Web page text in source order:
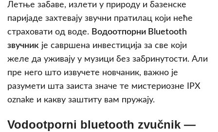
Летње забаве, излети у природу и базенске
паријаде захтевају звучни пратилац који неће
страховати од воде. Водоотпорни Bluetooth
звучник је савршена инвестиција за све који
желе да уживају у музици без забринутости. Али
пре него што извучете новчаник, важно је
разумети шта заиста значе те мистериозне IPX
oznake и какву заштиту вам пружају.
Vodootporni bluetooth zvučnik —